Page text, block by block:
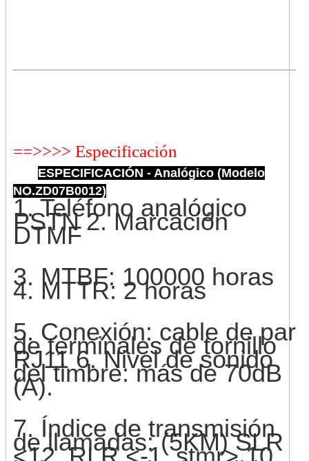
==>>>> Especificación
ESPECIFICACIÓN - Analógico (Modelo
NO.ZD07B0012)
1. Teléfono analógico
PSTN 2. Marcación
DTMF
3. MTBF: 100000 horas
4. MTTR: ​​2 horas
5. Conexión: cable de par
de terminales de tornillo
RJ11 6. Nivel de sonido
del timbre: más de 70dB
(A).
7. Índice de transmisión
de llamadas: (5KM) SLR